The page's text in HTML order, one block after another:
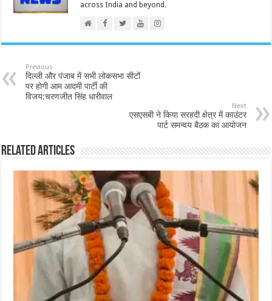
across India and beyond.
Previous
दिल्ली और पंजाब में सभी लोकसभा सीटों
पर होगी आम आदमी पार्टी की
विजय:चरणजीत सिंह धारीवाल
Next
एसएसबी ने किया सरहदी क्षेत्र में काउंटर
पार्ट समन्वय बैठक का आयोजन
Related Articles